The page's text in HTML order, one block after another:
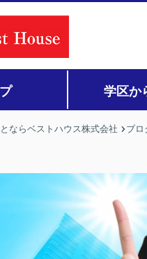
学区か
ならベストハウス株式会社 ブロ